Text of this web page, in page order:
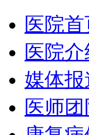
医院
医院介
媒体报
医师团